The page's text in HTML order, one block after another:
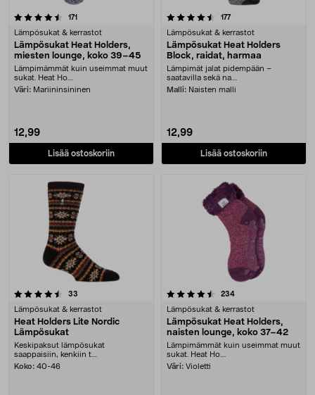
171
Lämpösukat & kerrastot
Lämpösukat Heat Holders,
miesten lounge, koko 39–45
Lämpimämmät kuin useimmat muut
sukat. Heat Ho....
Väri: Mariininsininen
12,99
Lisää ostoskoriin
4.5 viidestä tähdestä 177arvostelut
Lämpösukat & kerrastot
Lämpösukat Heat Holders
Block, raidat, harmaa
Lämpimät jalat pidempään –
saatavilla sekä na....
Malli: Naisten malli
12,99
Lisää ostoskoriin
33
Lämpösukat & kerrastot
Heat Holders Lite Nordic
Lämpösukat
Keskipaksut lämpösukat
saappaisiin, kenkiin t....
Koko: 40-46
4.5 viidestä tähdestä 234arvostelut
Lämpösukat & kerrastot
Lämpösukat Heat Holders,
naisten lounge, koko 37–42
Lämpimämmät kuin useimmat muut
sukat. Heat Ho....
Väri: Violetti